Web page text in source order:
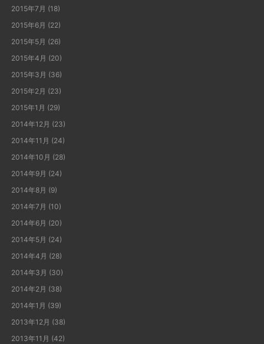
2015年7月 (18)
2015年6月 (22)
2015年5月 (26)
2015年4月 (20)
2015年3月 (36)
2015年2月 (23)
2015年1月 (29)
2014年12月 (23)
2014年11月 (24)
2014年10月 (28)
2014年9月 (24)
2014年8月 (9)
2014年7月 (10)
2014年6月 (20)
2014年5月 (24)
2014年4月 (28)
2014年3月 (30)
2014年2月 (38)
2014年1月 (39)
2013年12月 (38)
2013年11月 (42)